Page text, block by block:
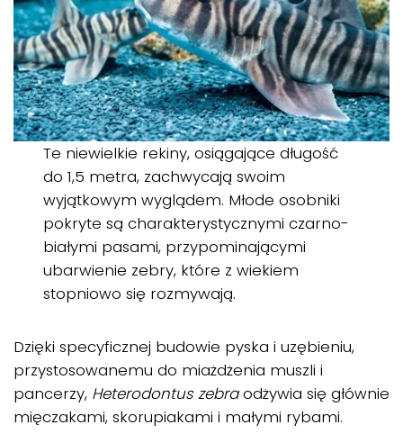
Te niewielkie rekiny, osiągające długość
do 1,5 metra, zachwycają swoim
wyjątkowym wyglądem. Młode osobniki
pokryte są charakterystycznymi czarno-
białymi pasami, przypominającymi
ubarwienie zebry, które z wiekiem
stopniowo się rozmywają.
Dzięki specyficznej budowie pyska i uzębieniu,
przystosowanemu do miażdżenia muszli i
pancerzy, Heterodontus zebraodżywia się głównie
mięczakami, skorupiakami i małymi rybami.